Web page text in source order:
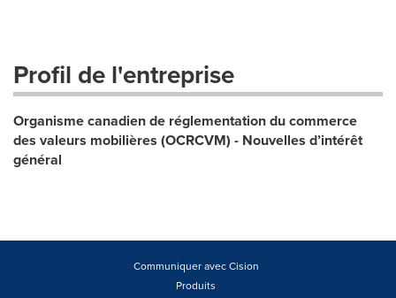
Profil de l'entreprise
Organisme canadien de réglementation du commerce
des valeurs mobilières (OCRCVM) - Nouvelles d’intérêt
général
Communiquer avec Cision
Produits